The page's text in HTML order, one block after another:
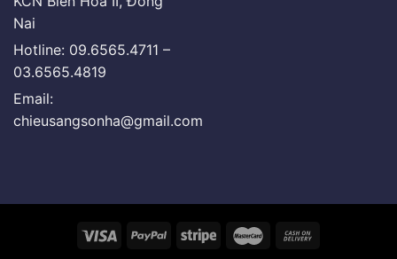
Nai
Hotline: 09.6565.4711 –
03.6565.4819
Email:
chieusangsonha@gmail.com